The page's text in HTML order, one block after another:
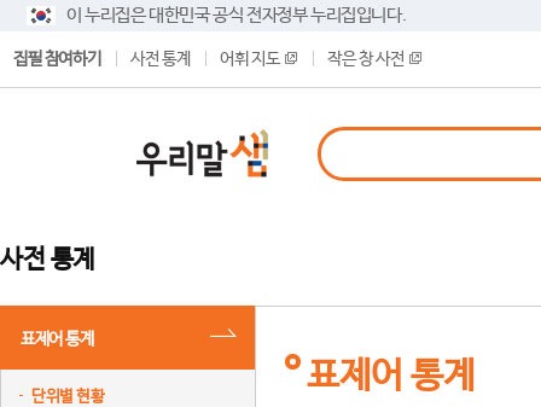
이 누리집은 대한민국 공식 전자정부 누리집입니다.
집필 참여하기 사전 통계 어휘 지도 작은 창 사전
사전 통계
표제어 통계
단위별 현황
표제어 통계